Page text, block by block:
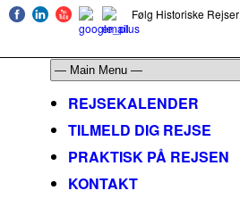
Følg Historiske Rejser
REJSEKALENDER
TILMELD DIG REJSE
PRAKTISK PÅ REJSEN
KONTAKT